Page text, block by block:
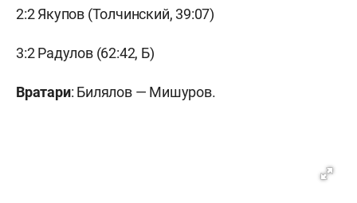
2:2 Якупов (Толчинский, 39:07)
3:2 Радулов (62:42, Б)
Вратари: Билялов — Мишуров.